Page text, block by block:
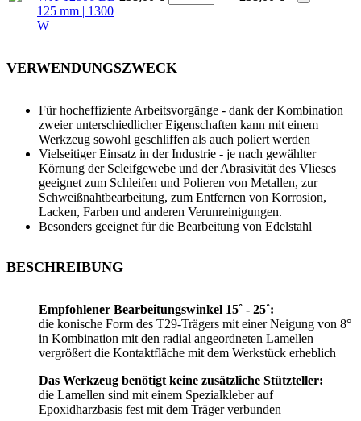
125 mm | 1300
W
VERWENDUNGSZWECK
Für hocheffiziente Arbeitsvorgänge - dank der Kombination
zweier unterschiedlicher Eigenschaften kann mit einem
Werkzeug sowohl geschliffen als auch poliert werden
Vielseitiger Einsatz in der Industrie - je nach gewählter
Körnung der Scleifgewebe und der Abrasivität des Vlieses
geeignet zum Schleifen und Polieren von Metallen, zur
Schweißnahtbearbeitung, zum Entfernen von Korrosion,
Lacken, Farben und anderen Verunreinigungen.
Besonders geeignet für die Bearbeitung von Edelstahl
BESCHREIBUNG
Empfohlener Bearbeitungswinkel 15˚ - 25˚:
die konische Form des T29-Trägers mit einer Neigung von 8°
in Kombination mit den radial angeordneten Lamellen
vergrößert die Kontaktfläche mit dem Werkstück erheblich
Das Werkzeug benötigt keine zusätzliche Stützteller:
die Lamellen sind mit einem Spezialkleber auf
Epoxidharzbasis fest mit dem Träger verbunden